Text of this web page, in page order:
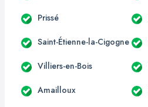
Prissé
Saint-Étienne-la-Cigogne
Villiers-en-Bois
Amailloux